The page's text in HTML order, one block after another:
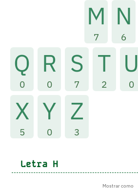
M
7
N
6
Q
0
R
0
S
7
T
2
U
0
X
5
Y
0
Z
3
Letra H
Mostrar como